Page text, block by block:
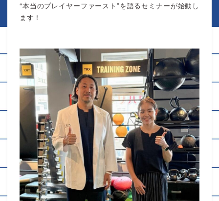
“本当のプレイヤーファースト”を語るセミナーが始動し
ます！